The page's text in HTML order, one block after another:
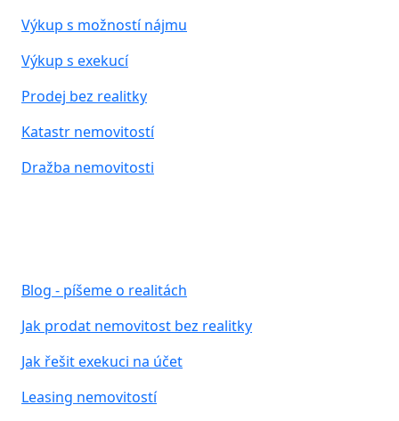
Výkup s možností nájmu
Výkup s exekucí
Prodej bez realitky
Katastr nemovitostí
Dražba nemovitosti
Blog - píšeme o realitách
Jak prodat nemovitost bez realitky
Jak řešit exekuci na účet
Leasing nemovitostí